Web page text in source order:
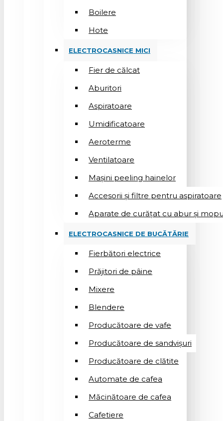
Boilere
Hote
ELECTROCASNICE MICI
Fier de călcat
Aburitori
Aspiratoare
Umidificatoare
Aeroterme
Ventilatoare
Mașini peeling hainelor
Accesorii și filtre pentru aspiratoare
Aparate de curățat cu abur și
ELECTROCASNICE DE BUCĂTĂRIE
Fierbători electrice
Prăjitori de pâine
Mixere
Blendere
Producătoare de vafe
Producătoare de sandvişuri
Producătoare de clătite
Automate de cafea
Măcinătoare de cafea
Cafetiere